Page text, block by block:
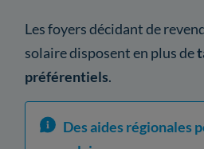
Les foyers décidant de
solaire disposent en plus de
préférentiels.
Des aides régionales